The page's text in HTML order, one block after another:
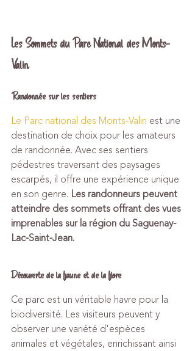
Les Sommets du Parc National des Monts-
Valin
Randonnée sur les sentiers
Le Parc national des Monts-Valin est une
destination de choix pour les amateurs
de randonnée. Avec ses sentiers
pédestres traversant des paysages
escarpés, il offre une expérience unique
en son genre. Les randonneurs peuvent
atteindre des sommets offrant des vues
imprenables sur la région du Saguenay-
Lac-Saint-Jean.
Découverte de la faune et de la flore
Ce parc est un véritable havre pour la
biodiversité. Les visiteurs peuvent y
observer une variété d'espèces
animales et végétales, enrichissant ainsi